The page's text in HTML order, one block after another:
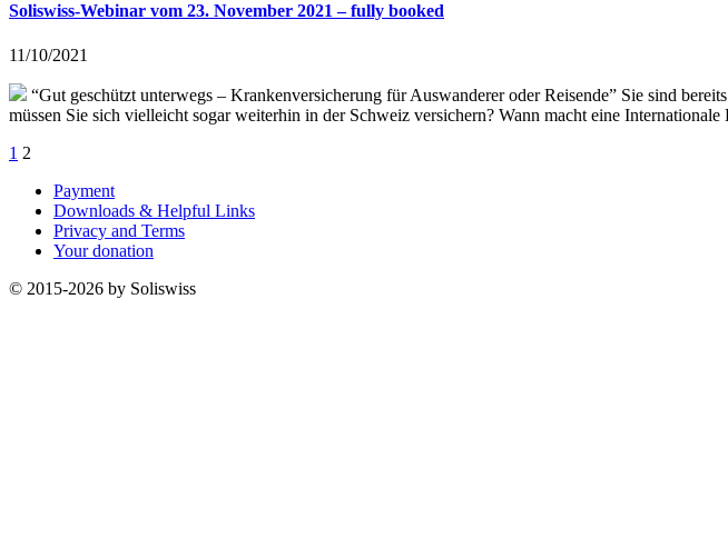
Soliswiss-Webinar vom 23. November 2021 – fully booked
11/10/2021
“Gut geschützt unterwegs – Krankenversicherung für Auswanderer oder Reisende” Sie sind
müssen Sie sich vielleicht sogar weiterhin in der Schweiz versichern? Wann macht eine
1 2
Payment
Downloads & Helpful Links
Privacy and Terms
Your donation
© 2015-2026 by Soliswiss